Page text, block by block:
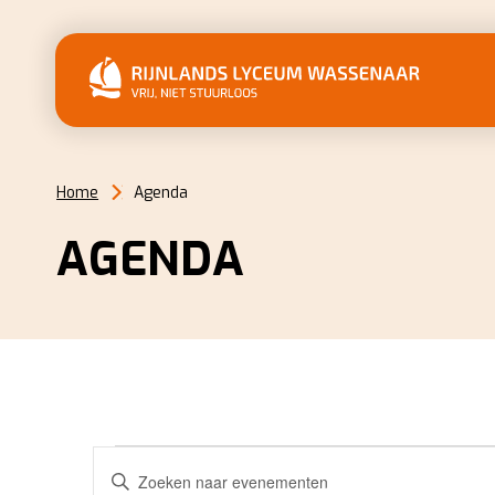
Home Agenda
AGENDA
EVENEMENTEN
EVENEMENTEN
Vul